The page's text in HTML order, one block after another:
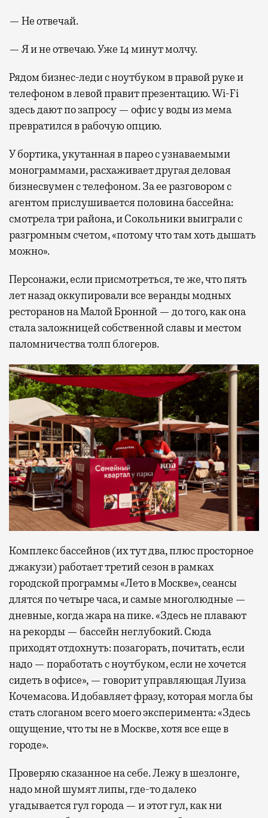
— Не отвечай.
— Я и не отвечаю. Уже 14 минут молчу.
Рядом бизнес-леди с ноутбуком в правой руке и
телефоном в левой правит презентацию. Wi-Fi
здесь дают по запросу — офис у воды из мема
превратился в рабочую опцию.
У бортика, укутанная в парео с узнаваемыми
монограммами, расхаживает другая деловая
бизнесвумен с телефоном. За ее разговором с
агентом прислушивается половина бассейна:
смотрела три района, и Сокольники выиграли с
разгромным счетом, «потому что там хоть дышать
можно».
Персонажи, если присмотреться, те же, что пять
лет назад оккупировали все веранды модных
ресторанов на Малой Бронной — до того, как она
стала заложницей собственной славы и местом
паломничества толп блогеров.
Комплекс бассейнов (их тут два, плюс просторное
джакузи) работает третий сезон в рамках
городской программы «Лето в Москве», сеансы
длятся по четыре часа, и самые многолюдные —
дневные, когда жара на пике. «Здесь не плавают
на рекорды — бассейн неглубокий. Сюда
приходят отдохнуть: позагорать, почитать, если
надо — поработать с ноутбуком, если не хочется
сидеть в офисе», — говорит управляющая Луиза
Кочемасова. И добавляет фразу, которая могла бы
стать слоганом всего моего эксперимента: «Здесь
ощущение, что ты не в Москве, хотя все еще в
городе».
Проверяю сказанное на себе. Лежу в шезлонге,
надо мной шумят липы, где-то далеко
угадывается гул города — и этот гул, как ни